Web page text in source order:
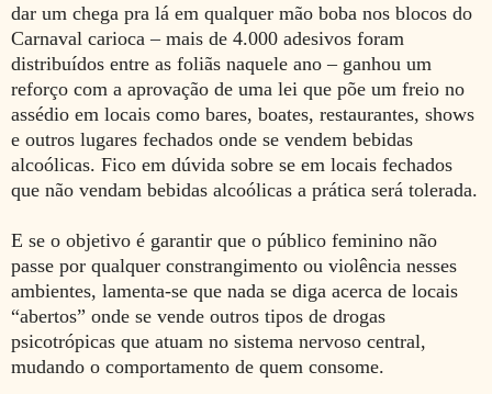
dar um chega pra lá em qualquer mão boba nos blocos do
Carnaval carioca – mais de 4.000 adesivos foram
distribuídos entre as foliãs naquele ano – ganhou um
reforço com a aprovação de uma lei que põe um freio no
assédio em locais como bares, boates, restaurantes, shows
e outros lugares fechados onde se vendem bebidas
alcoólicas. Fico em dúvida sobre se em locais fechados
que não vendam bebidas alcoólicas a prática será tolerada.
E se o objetivo é garantir que o público feminino não
passe por qualquer constrangimento ou violência nesses
ambientes, lamenta-se que nada se diga acerca de locais
“abertos” onde se vende outros tipos de drogas
psicotrópicas que atuam no sistema nervoso central,
mudando o comportamento de quem consome.